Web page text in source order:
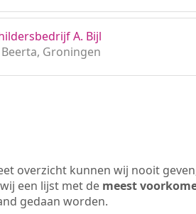
A. Bijl
Groningen
overzicht kunnen wij nooit
een lijst met de meest
gedaan worden.